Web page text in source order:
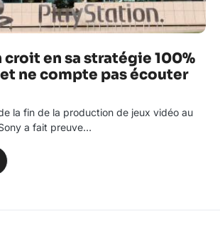
en sa stratégie 100%
ne compte pas écouter
la fin de la production de jeux vidéo au
a fait preuve…